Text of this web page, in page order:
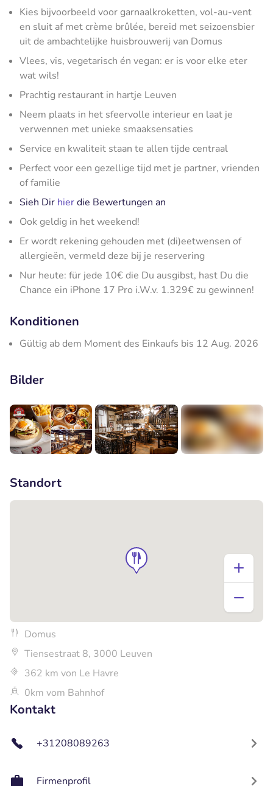
Kies bijvoorbeeld voor garnaalkroketten, vol-au-vent
en sluit af met crème brûlée, bereid met seizoensbier
uit de ambachtelijke huisbrouwerij van Domus
Vlees, vis, vegetarisch én vegan: er is voor elke eter
wat wils!
Prachtig restaurant in hartje Leuven
Neem plaats in het sfeervolle interieur en laat je
verwennen met unieke smaaksensaties
Service en kwaliteit staan te allen tijde centraal
Perfect voor een gezellige tijd met je partner, vrienden
of familie
Sieh Dir hierdie Bewertungen an
Ook geldig in het weekend!
Er wordt rekening gehouden met (di)eetwensen of
allergieën, vermeld deze bij je reservering
Nur heute: für jede 10€ die Du ausgibst, hast Du die
Chance ein iPhone 17 Pro i.W.v. 1.329€ zu gewinnen!
Konditionen
Gültig ab dem Moment des Einkaufs bis 12 Aug. 2026
Bilder
Standort
Domus
Tiensestraat 8, 3000 Leuven
362 km von Le Havre
0km vom Bahnhof
Kontakt
+31208089263
Firmenprofil